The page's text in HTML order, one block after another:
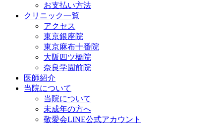
お支払い方法
クリニック一覧
アクセス
東京銀座院
東京麻布十番院
大阪四ツ橋院
奈良学園前院
医師紹介
当院について
当院について
未成年の方へ
敬愛会LINE公式アカウント